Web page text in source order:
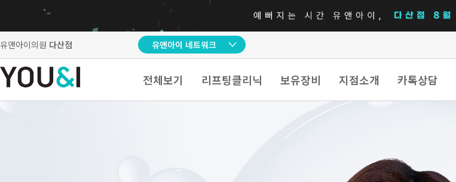
유앤아이의원 다산점 유앤아이 네트워크
전체보기 리프팅클리닉 보유장비 지점소개 카톡상담